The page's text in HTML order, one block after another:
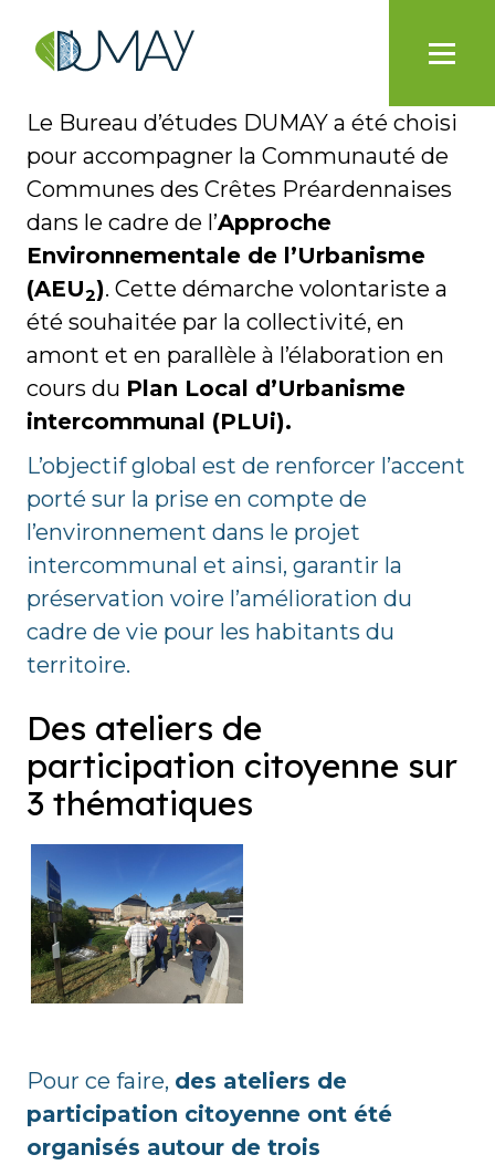
Le Bureau d’études DUMAY a été choisi
pour accompagner la Communauté de
Communes des Crêtes Préardennaises
dans le cadre de l’Approche
Environnementale de l’Urbanisme
(AEU2). Cette démarche volontariste a
été souhaitée par la collectivité, en
amont et en parallèle à l’élaboration en
cours du Plan Local d’Urbanisme
intercommunal (PLUi).
L’objectif global est de renforcer l’accent
porté sur la prise en compte de
l’environnement dans le projet
intercommunal et ainsi, garantir la
préservation voire l’amélioration du
cadre de vie pour les habitants du
territoire.
Des ateliers de
participation citoyenne sur
3 thématiques
Pour ce faire, des ateliers de
participation citoyenne ont été
organisés autour de trois